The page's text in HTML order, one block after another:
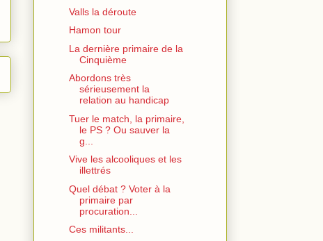
Valls la déroute
Hamon tour
La dernière primaire de la
Cinquième
Abordons très
sérieusement la
relation au handicap
Tuer le match, la primaire,
le PS ? Ou sauver la
g...
Vive les alcooliques et les
illettrés
Quel débat ? Voter à la
primaire par
procuration...
Ces militants...